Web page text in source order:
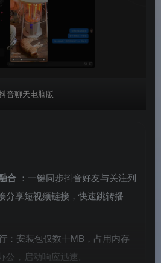
音聊天电脑版
合 ：一键同步抖音好友与关注列
分享短视频链接，快速跳转播
：安装包仅数十MB，占用内存
，启动响应迅速。